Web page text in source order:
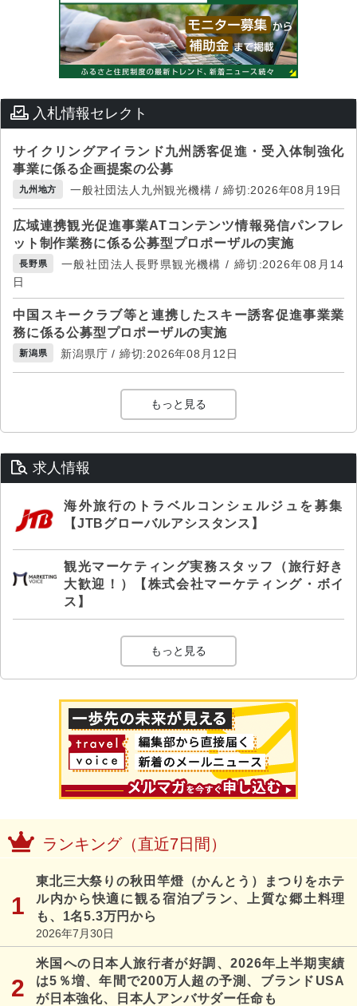
入札情報セレクト
サイクリングアイランド九州誘客促進・受入体制強化
事業に係る企画提案の公募
九州地方 一般社団法人九州観光機構 / 締切:2026年08月19日
広域連携観光促進事業ATコンテンツ情報発信パンフレ
ット制作業務に係る公募型プロポーザルの実施
長野県
一般社団法人長野県観光機構 / 締切:2026年08月14
日
中国スキークラブ等と連携したスキー誘客促進事業業
務に係る公募型プロポーザルの実施
新潟県 新潟県庁 / 締切:2026年08月12日
もっと見る
求人情報
海外旅行のトラベルコンシェルジュを募集
【JTBグローバルアシスタンス】
観光マーケティング実務スタッフ（旅行好き
大歓迎！）【株式会社マーケティング・ボイ
ス】
もっと見る
ランキング（直近7日間）
東北三大祭りの秋田竿燈（かんとう）まつりをホテ
ル内から快適に観る宿泊プラン、上質な郷土料理
も、1名5.3万円から
2026年7月30日
米国への日本人旅行者が好調、2026年上半期実績
は5％増、年間で200万人超の予測、ブランドUSA
が日本強化、日本人アンバサダー任命も